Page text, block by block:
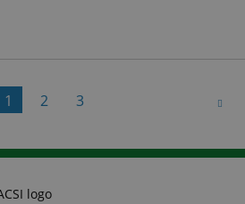
Medewerker. Werken op de
op dit moment
1 2 3